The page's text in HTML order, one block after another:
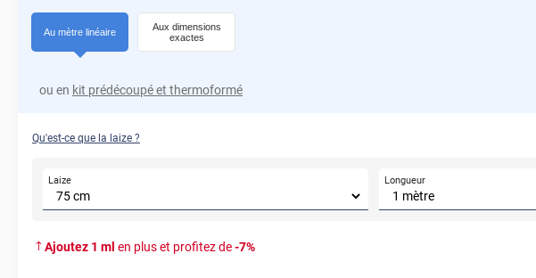
Au mètre linéaire
Aux dimensions
exactes
ou en kit prédécoupé et thermoformé
Qu'est-ce que la laize ?
Laize Longueur
Ajoutez 1 ml en plus et profitez de-7%